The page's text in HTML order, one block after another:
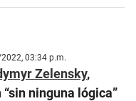
03:34 p.m.
Zelensky,
ninguna lógica”